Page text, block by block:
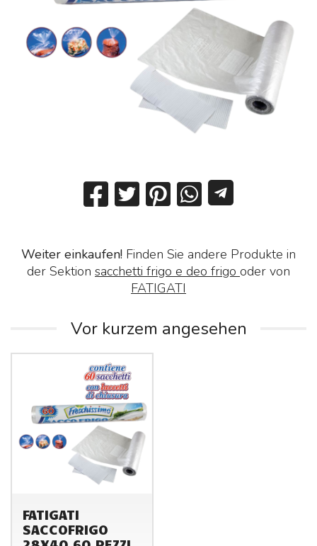
Weiter einkaufen! Finden Sie andere Produkte in
der Sektion sacchetti frigo e deo frigo oder von
FATIGATI
Vor kurzem angesehen
FATIGATI
SACCOFRIGO